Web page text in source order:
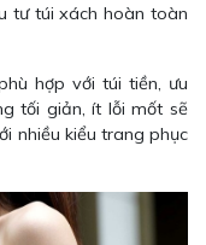
tư túi xách hoàn toàn
hợp với túi tiền, ưu
tối giản, ít lỗi mốt sẽ
nhiều kiểu trang phục